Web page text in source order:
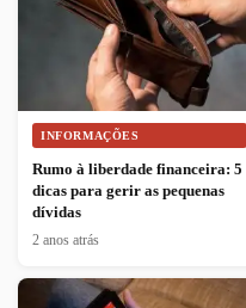
INFORMAÇÕES
Rumo à liberdade financeira: 5
dicas para gerir as pequenas
dívidas
2 anos atrás